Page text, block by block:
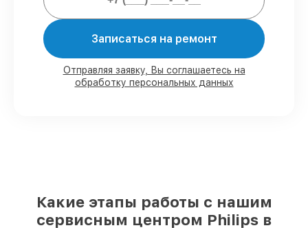
сервисов завершаем в присутствии
владельца
90%деталей имеются в наличии,
остальное доставляем быстро
Оригинальные комплектующие и
заказчиками:
Записаться на ремонт
Отправляя заявку, Вы соглашаетесь на
обработку персональных данных
Какие этапы работы с нашим
сервисным центром Philips в